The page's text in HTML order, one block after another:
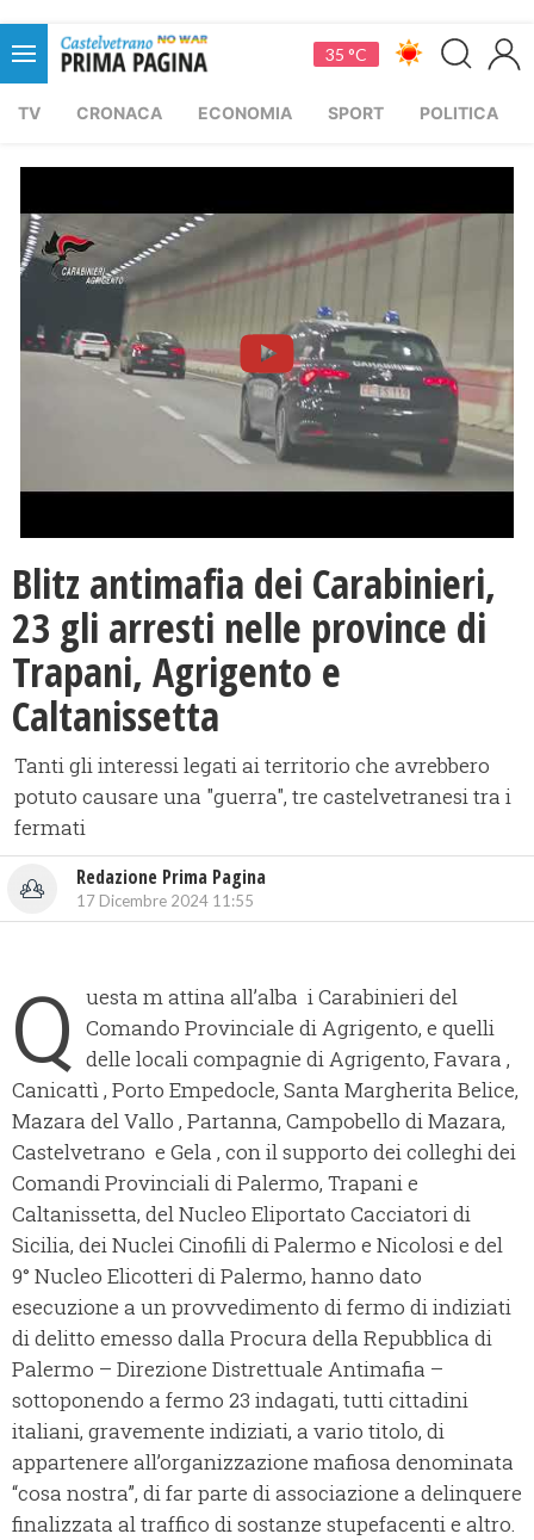
35 °C
TV CRONACA ECONOMIA SPORT POLITICA
Blitz antimafia dei Carabinieri,
23 gli arresti nelle province di
Trapani, Agrigento e
Caltanissetta
Tanti gli interessi legati ai territorio che avrebbero
potuto causare una "guerra", tre castelvetranesi tra i
fermati
Redazione Prima Pagina
17 Dicembre 2024 11:55
Q
uesta m attina all’alba i Carabinieri del
Comando Provinciale di Agrigento, e quelli
delle locali compagnie di Agrigento, Favara ,
Canicattì , Porto Empedocle, Santa Margherita Belice,
Mazara del Vallo , Partanna, Campobello di Mazara,
Castelvetrano e Gela , con il supporto dei colleghi dei
Comandi Provinciali di Palermo, Trapani e
Caltanissetta, del Nucleo Eliportato Cacciatori di
Sicilia, dei Nuclei Cinofili di Palermo e Nicolosi e del
9° Nucleo Elicotteri di Palermo, hanno dato
esecuzione a un provvedimento di fermo di indiziati
di delitto emesso dalla Procura della Repubblica di
Palermo – Direzione Distrettuale Antimafia –
sottoponendo a fermo 23 indagati, tutti cittadini
italiani, gravemente indiziati, a vario titolo, di
appartenere all’organizzazione mafiosa denominata
“cosa nostra”, di far parte di associazione a delinquere
finalizzata al traffico di sostanze stupefacenti e altro.